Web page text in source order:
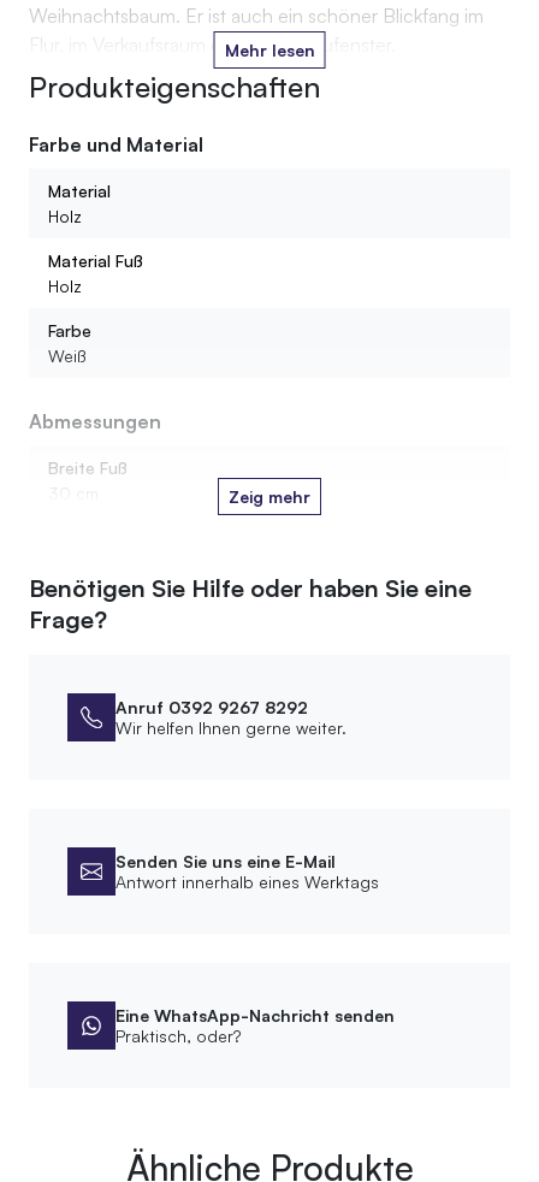
Weihnachtsbaum. Er ist auch ein schöner Blickfang im
Flur, im Verkaufsraum oder im Schaufenster.
Mehr lesen
Produkteigenschaften
Farbe und Material
Material
Holz
Material Fuß
Holz
Farbe
Weiß
Abmessungen
Breite Fuß
30 cm
Höhe Baum
150 cm
Oberfläche
Behandlung
Form Füß
Artikelnummer
570.01.99.150
Zeig mehr
Benötigen Sie Hilfe oder haben Sie eine
Frage?
Anruf 0392 9267 8292
Wir helfen Ihnen gerne weiter.
Senden Sie uns eine E-Mail
Antwort innerhalb eines Werktags
Eine WhatsApp-Nachricht senden
Praktisch, oder?
Ähnliche Produkte